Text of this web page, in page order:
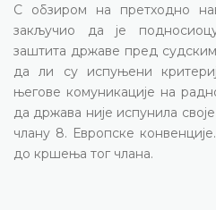
С обзиром на претходно
закључио да је
заштита државе пред
да ли су испуњени
његове комуникације на
да држава није испунила
члану 8. Европске
до кршења тог члана.